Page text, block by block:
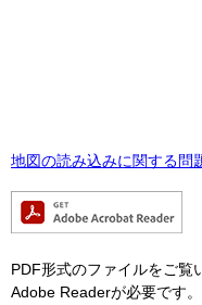
地図の読み込みに関する問
PDF形式のファイルをご覧
Adobe Readerが必要です。